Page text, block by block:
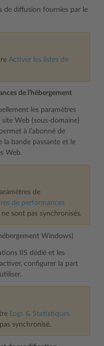
de diffusion fournies par le
Activer les listes de
de l’hébergement
les paramètres
Web (sous-domaine)
à l’abonné de
la bande passante et le
Web.
de
de performances
sont pas synchronisés.
Windows)
IIS dédié et les
configurer la part
Logs & Statistiques
synchronisé.